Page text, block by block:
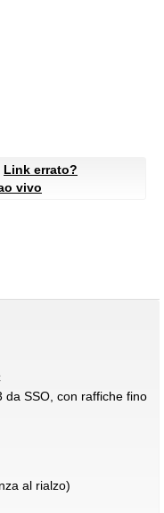
Link errato?
vivo
da SSO, con raffiche fino
al rialzo)